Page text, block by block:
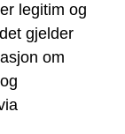
legitim og
gjelder
om